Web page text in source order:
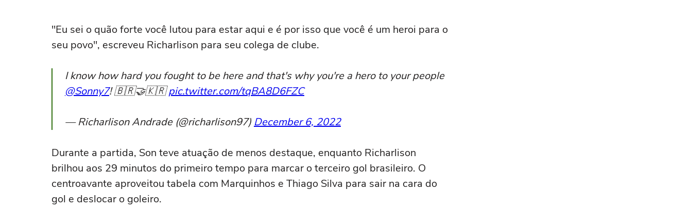
"Eu sei o quão forte você lutou para estar aqui e é por isso que você é um heroi para o
seu povo", escreveu Richarlison para seu colega de clube.
I know how hard you fought to be here and that's why you're a hero to your people
@Sonny7! 🇧🇷🤝🇰🇷pic.twitter.com/tqBA8D6FZC
— Richarlison Andrade (@richarlison97) December 6, 2022
Durante a partida, Son teve atuação de menos destaque, enquanto Richarlison
brilhou aos 29 minutos do primeiro tempo para marcar o terceiro gol brasileiro. O
centroavante aproveitou tabela com Marquinhos e Thiago Silva para sair na cara do
gol e deslocar o goleiro.